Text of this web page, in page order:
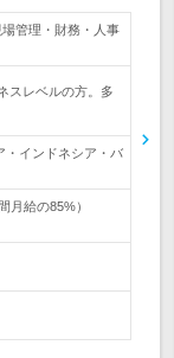
管理・財務・人事
スレベルの方。多
インドネシア・バ
月給の85%）